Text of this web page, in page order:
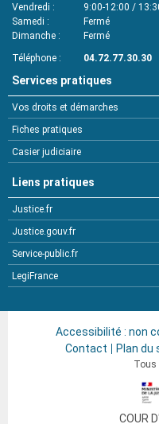
Vendredi
9:00-12:00 /
Samedi
Fermé
Dimanche
Fermé
Téléphone
04.72.77.30.30
Services pratiques
Vos droits et démarches
Fiches pratiques
Casier judiciaire
Liens pratiques
Justice.fr
Justice.gouv.fr
Service-public.fr
LegiFrance
COUR
Accessibilité : non
Contact
Plan du
Tous